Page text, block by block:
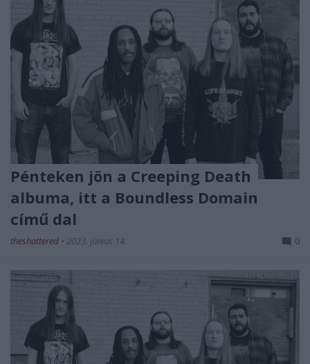
Pénteken jön a Creeping Death
albuma, itt a Boundless Domain
című dal
theshattered • 2023. június 14. 0